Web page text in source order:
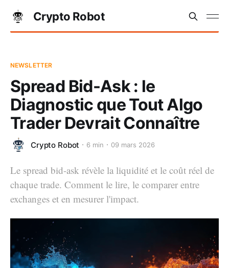
Crypto Robot
NEWSLETTER
Spread Bid-Ask : le
Diagnostic que Tout Algo
Trader Devrait Connaître
Crypto Robot 6 min 09 mars 2026
Le spread bid-ask révèle la liquidité et le coût réel de
chaque trade. Comment le lire, le comparer entre
exchanges et en mesurer l'impact.